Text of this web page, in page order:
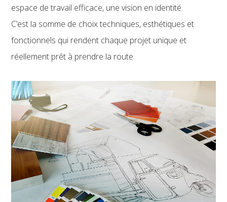
espace de travail efficace, une vision en identité.
C’est la somme de choix techniques, esthétiques et
fonctionnels qui rendent chaque projet unique et
réellement prêt à prendre la route.